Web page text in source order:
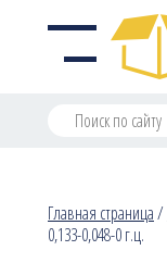
Главная страница/
0,133-0,048-0 г.ц.